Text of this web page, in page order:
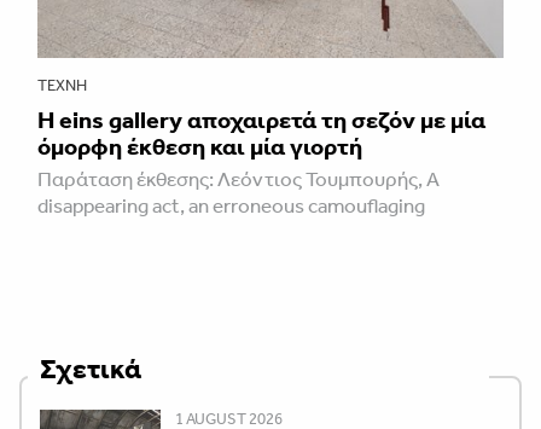
ΤΈΧΝΗ
H eins gallery αποχαιρετά τη σεζόν με μία
όμορφη έκθεση και μία γιορτή
Παράταση έκθεσης: Λεόντιος Τουμπουρής, A
disappearing act, an erroneous camouflaging
Σχετικά
1 AUGUST 2026